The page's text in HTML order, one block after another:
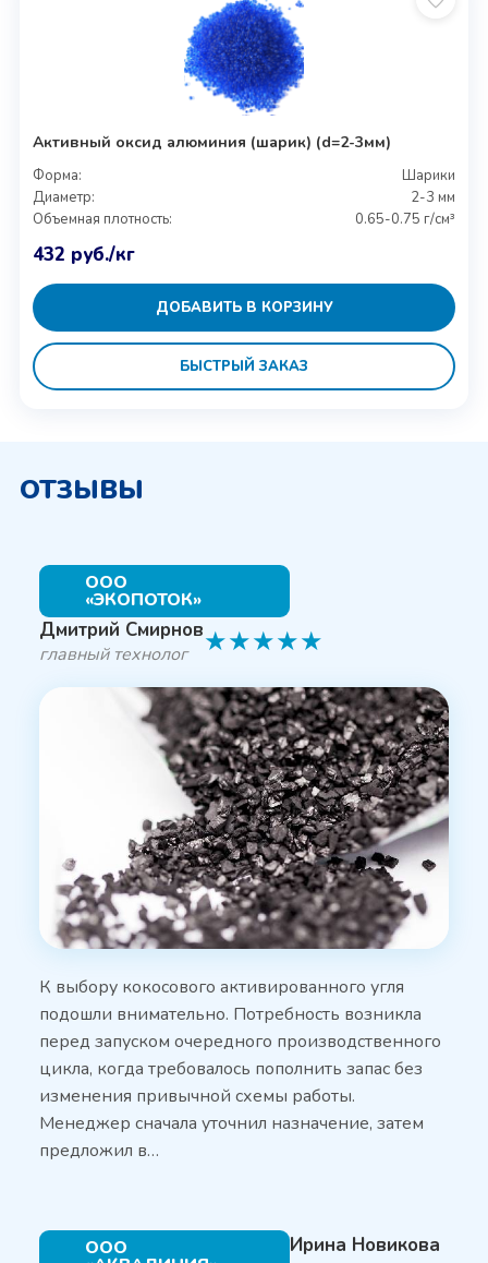
Активный оксид алюминия (шарик) (d=2-3мм)
Форма:
Шарики
Диаметр:
2-3 мм
Объемная плотность:
0.65-0.75 г/см³
432 руб./кг
ДОБАВИТЬ В КОРЗИНУ
БЫСТРЫЙ ЗАКАЗ
ОТЗЫВЫ
ООО
«ЭКОПОТОК»
Дмитрий Смирнов
главный технолог ★★★★★
К выбору кокосового активированного угля
подошли внимательно. Потребность возникла
перед запуском очередного производственного
цикла, когда требовалось пополнить запас без
изменения привычной схемы работы.
Менеджер сначала уточнил назначение, затем
предложил в…
ООО Ирина Новикова